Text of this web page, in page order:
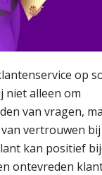
op
niet alleen om
van vragen,
vertrouwen
kan positief
ontevreden